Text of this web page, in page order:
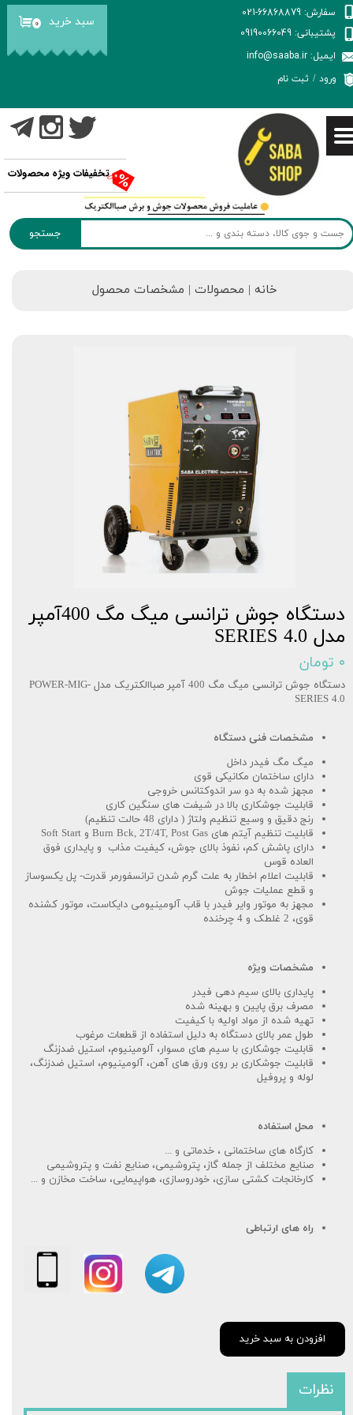
جستجو
ایمیل: info@saaba.ir
سفارش: 66868879-021
۰ سبد خرید
ورود / ثبت نام
حساب کاربری من
تغییر گذر واژه
سفارشات
خروج از حساب کاربری
پشتیبانی: 09190066049
تخفیفات ویژه محصولات
خانه | محصولات | مشخصات محصول
دستگاه جوش ترانسی میگ مگ 400آمپر
مدل SERIES 4.0
۰ تومان
دستگاه جوش ترانسی میگ مگ 400 آمپر صباالکتریک مدل POWER-MIG-
SERIES 4.0
مشخصات فنی دستگاه
میگ مگ فیدر داخل
دارای ساختمان مکانیکی قوی
مجهز شده به دو سر اندوکتانس خروجی
قابلیت جوشکاری بالا در شیفت های سنگین کاری
رنج دقیق و وسیع تنظیم ولتاژ ( دارای 48 حالت تنظیم)
قابلیت تنظیم آیتم های Burn Bck, 2T/4T, Post Gas و Soft Start
دارای پاشش کم، نفوذ بالای جوش، کیفیت مذاب و پایداری فوق
العاده قوس
قابلیت اعلام اخطار به علت گرم شدن ترانسفورمر قدرت- پل یکسوساز
و قطع عملیات جوش
مجهز به موتور وایر فیدر با قاب آلومینیومی دایکاست، موتور کشنده
قوی، 2 غلطک و 4 چرخنده
مشخصات ویژه
پایداری بالای سیم دهی فیدر
مصرف برق پایین و بهینه شده
تهیه شده از مواد اولیه با کیفیت
طول عمر بالای دستگاه به دلیل استفاده از قطعات مرغوب
قابلیت جوشکاری با سیم های مسوار، آلومینیوم، استیل ضدزنگ
قابلیت جوشکاری بر روی ورق های آهن، آلومینیوم، استیل ضدزنگ،
لوله و پروفیل
محل استفاده
کارگاه های ساختمانی ، خدماتی و ...
صنایع مختلف از جمله گاز، پتروشیمی، صنایع نفت و پتروشیمی
کارخانجات کشتی سازی، خودروسازی، هواپیمایی، ساخت مخازن و ...
راه های ارتباطی
افزودن به سبد خرید
نظرات